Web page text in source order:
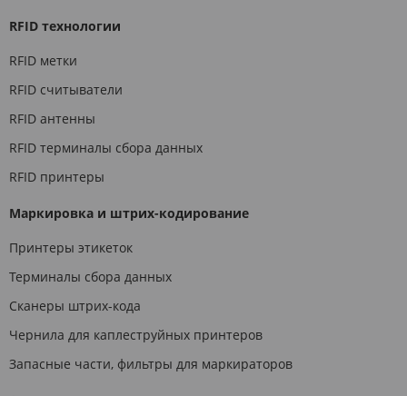
RFID технологии
RFID метки
RFID считыватели
RFID антенны
RFID терминалы сбора данных
RFID принтеры
Маркировка и штрих-кодирование
Принтеры этикеток
Терминалы сбора данных
Сканеры штрих-кода
Чернила для каплеструйных принтеров
Запасные части, фильтры для маркираторов